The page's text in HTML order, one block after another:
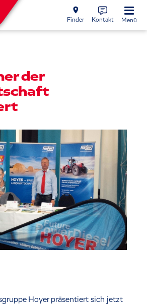
Finder Kontakt Menü
der
Hoyer präsentiert sich jetzt